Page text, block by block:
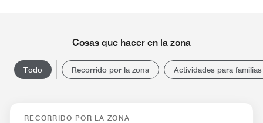
Cosas que hacer en la zona
Todo Recorrido por la zona Actividades para
RECORRIDO POR LA ZONA